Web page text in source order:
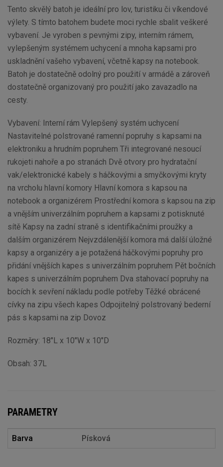
Tento skvělý batoh je ideální pro lov, turistiku či víkendové
výlety. S tímto batohem budete moci rychle sbalit veškeré
vybavení. Je vyroben s pevnými zipy, interním rámem,
vylepšeným systémem uchycení a mnoha kapsami pro
uskladnění vašeho vybavení, včetně kapsy na notebook.
Batoh je dostatečně odolný pro použití v armádě a zároveň
dostatečně organizovaný pro použití jako zavazadlo na
cesty.
Vybavení: Interní rám Vylepšený systém uchycení
Nastavitelné polstrované ramenní popruhy s kapsami na
elektroniku a hrudním popruhem Tři integrované nesoucí
rukojeti nahoře a po stranách Dvě otvory pro hydratační
vak/elektronické kabely s háčkovými a smyčkovými kryty
na vrcholu hlavní komory Hlavní komora s kapsou na
notebook a organizérem Prostřední komora s kapsou na zip
a vnějším univerzálním popruhem a kapsami z potisknuté
sítě Kapsy na zadní straně s identifikačními proužky a
dalším organizérem Nejvzdálenější komora má další úložné
kapsy a organizéry a je potažená háčkovými popruhy pro
přidání vnějších kapes s univerzálním popruhem Pět bočních
kapes s univerzálním popruhem Dva stahovací popruhy na
bocích k sevření nákladu podle potřeby Těžké obrácené
cívky na zipu všech kapes Odpojitelný polstrovaný bederní
pás s kapsami na zip Dovoz
Rozměry: 18"L x 10"W x 10"D
Obsah: 37L
PARAMETRY
Barva Písková